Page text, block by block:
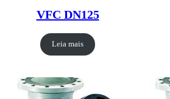
VFC DN125
Leia mais